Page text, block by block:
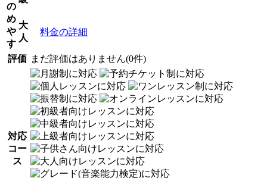
の
め
や
す
大
人
料金の詳細
評価 まだ評価はありません(0件)
対応
コー
ス